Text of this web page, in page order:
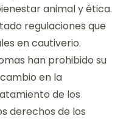
animal y ética.
regulaciones que
en cautiverio.
han prohibido su
en la
de los
derechos de los